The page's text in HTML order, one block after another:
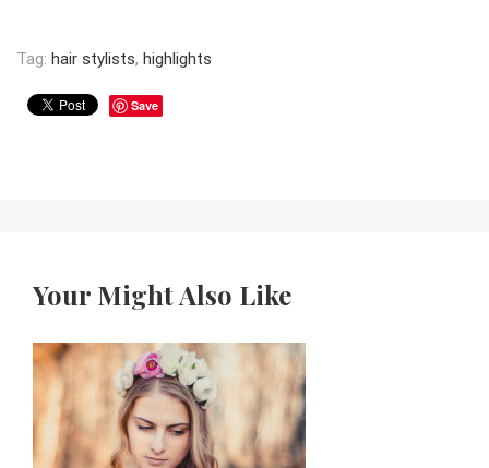
Tag: hair stylists, highlights
Save
Your Might Also Like